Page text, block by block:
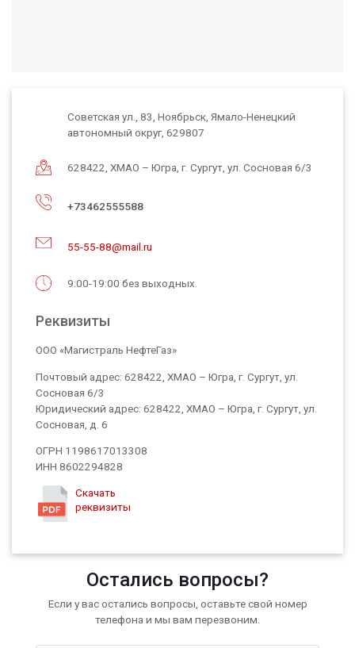
Остались вопросы?
Если у вас остались вопросы, оставьте свой номер
телефона и мы вам перезвоним.
Советская ул., 83, Ноябрьск, Ямало-Ненецкий
автономный округ, 629807
628422, ХМАО – Югра, г. Сургут, ул. Сосновая 6/3
+73462555588
55-55-88@mail.ru
9:00-19:00 без выходных.
Реквизиты
ООО «Магистраль НефтеГаз»
Почтовый адрес: 628422, ХМАО – Югра, г. Сургут, ул.
Сосновая 6/3
Юридический адрес: 628422, ХМАО – Югра, г. Сургут, ул.
Сосновая, д. 6
ОГРН 1198617013308
ИНН 8602294828
Скачать
реквизиты